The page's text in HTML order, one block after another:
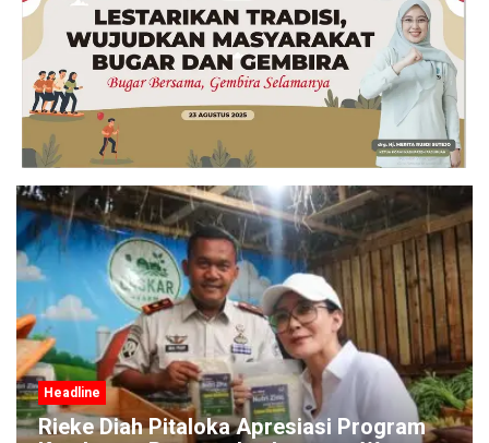
Headline
Rieke Diah Pitaloka Apresiasi Program